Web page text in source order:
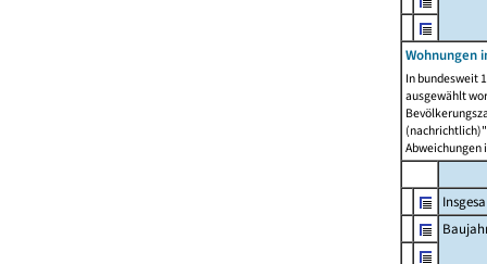
Wohnungen
In bundesweit
ausgewählt
Abweichungen